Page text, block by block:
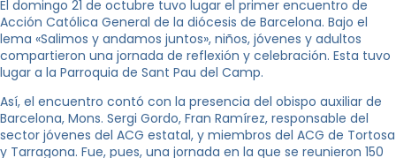
El domingo 21 de octubre tuvo lugar el primer encuentro de
Acción Católica General de la diócesis de Barcelona. Bajo el
lema «Salimos y andamos juntos», niños, jóvenes y adultos
compartieron una jornada de reflexión y celebración. Esta tuvo
lugar a la Parroquia de Sant Pau del Camp.
Así, el encuentro contó con la presencia del obispo auxiliar de
Barcelona, Mons. Sergi Gordo, Fran Ramírez, responsable del
sector jóvenes del ACG estatal, y miembros del ACG de Tortosa
y Tarragona. Fue, pues, una jornada en la que se reunieron 150